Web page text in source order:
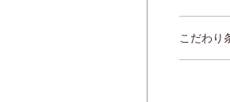
お知
こだわり